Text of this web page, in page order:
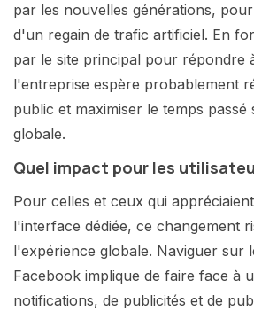
par les nouvelles générations,
d'un regain de trafic artificiel. En
par le site principal pour répondre
l'entreprise espère probablement
public et maximiser le temps
globale.
Quel impact pour les
Pour celles et ceux qui
l'interface dédiée, ce changement
l'expérience globale. Naviguer sur
Facebook implique de faire face à
notifications, de publicités et de